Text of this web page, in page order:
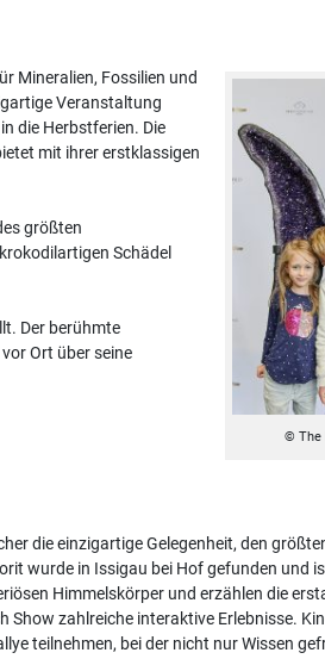
© The
Mineralien, Fossilien und
Veranstaltung
die Herbstferien. Die
mit ihrer erstklassigen
größten
Schädel
Der berühmte
Ort über seine
die einzigartige Gelegenheit, den
wurde in Issigau bei Hof gefunden und
Himmelskörper und erzählen die
Show zahlreiche interaktive Erlebnisse.
teilnehmen, bei der nicht nur Wissen